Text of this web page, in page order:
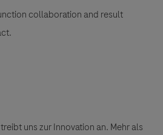
collaboration and result
uns zur Innovation an. Mehr als